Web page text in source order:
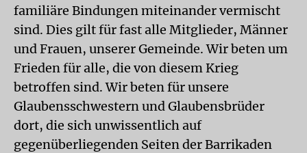
familiäre Bindungen miteinander vermischt
sind. Dies gilt für fast alle Mitglieder, Männer
und Frauen, unserer Gemeinde. Wir beten um
Frieden für alle, die von diesem Krieg
betroffen sind. Wir beten für unsere
Glaubensschwestern und Glaubensbrüder
dort, die sich unwissentlich auf
gegenüberliegenden Seiten der Barrikaden